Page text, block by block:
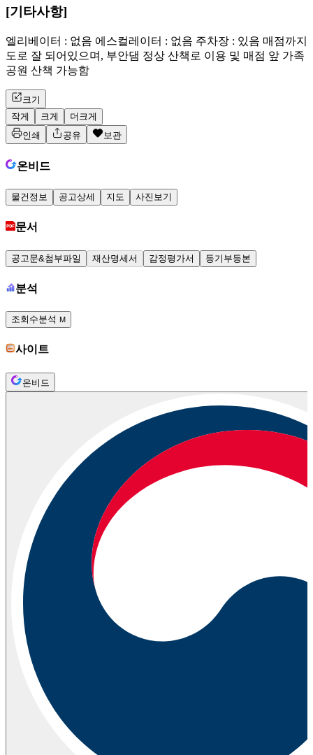
[기타사항]
엘리베이터 : 없음 에스컬레이터 : 없음 주차장 : 있음 매점까지
도로 잘 되어있으며, 부안댐 정상 산책로 이용 및 매점 앞 가족
공원 산책 가능함
크기
작게
크게
더크게
인쇄
공유 보관
온비드
물건정보 공고상세 지도 사진보기
문서
공고문&첨부파일 재산명세서 감정평가서 등기부등본
분석
조회수분석 M
사이트
온비드